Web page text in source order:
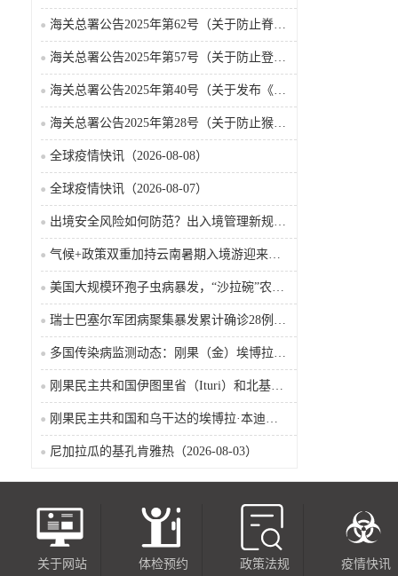
海关总署公告2025年第62号（关于防止脊髓灰质炎疫情传入我国的公告）
海关总署公告2025年第57号（关于防止登革热疫情传入我国的公告）
海关总署公告2025年第40号（关于发布《国境口岸传染病监测实施办法》的公告）
海关总署公告2025年第28号（关于防止猴痘疫情传入我国的公告）
全球疫情快讯（2026-08-08）
全球疫情快讯（2026-08-07）
出境安全风险如何防范？出入境管理新规9月15日起施行
气候+政策双重加持云南暑期入境游迎来热潮
美国大规模环孢子虫病暴发，“沙拉碗”农业生产陷入低迷
瑞士巴塞尔军团病聚集暴发累计确诊28例含死亡病例
多国传染病监测动态：刚果（金）埃博拉确诊突破4000例
刚果民主共和国伊图里省（Ituri）和北基伍省（Nord-Kivu）的埃博拉·本迪布乔病毒病（2026-08-04）
刚果民主共和国和乌干达的埃博拉·本迪布乔病毒病（2026-08-04）
尼加拉瓜的基孔肯雅热（2026-08-03）
关于网站
体检预约
政策法规
疫情快讯